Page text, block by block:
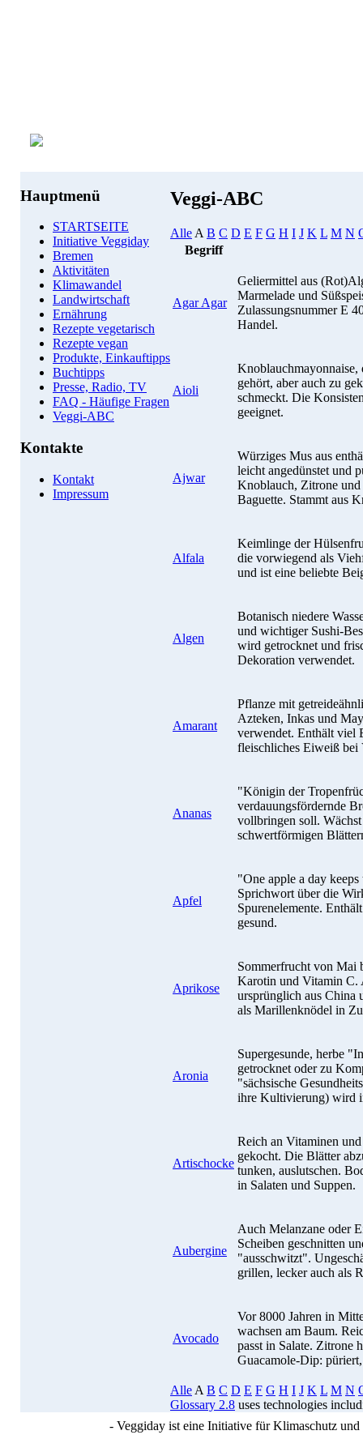
Hauptmenü
STARTSEITE
Initiative Veggiday
Bremen
Aktivitäten
Klimawandel
Landwirtschaft
Ernährung
Rezepte vegetarisch
Rezepte vegan
Produkte, Einkauftipps
Buchtipps
Presse, Radio, TV
FAQ - Häufige Fragen
Veggi-ABC
Kontakte
Kontakt
Impressum
Veggi-ABC
Alle A B C D E F G H I J K L M N
Begriff
Agar Agar
Geliermittel aus
Marmelade und
Zulassungsnummer E
Handel.
Aioli
Knoblauchmayonnaise,
gehört, aber auch zu
schmeckt. Die
geeignet.
Ajwar
Würziges Mus aus
leicht angedünstet und
Knoblauch, Zitrone und
Baguette. Stammt aus
Alfala
Keimlinge der
die vorwiegend als
und ist eine beliebte
Algen
Botanisch niedere
und wichtiger Sushi-
wird getrocknet und
Dekoration verwendet.
Amarant
Pflanze mit
Azteken, Inkas und
verwendet. Enthält viel
fleischliches Eiweiß bei
Ananas
"Königin der
verdauungsfördernde
vollbringen soll.
schwertförmigen
Apfel
"One apple a day
Sprichwort über die
Spurenelemente.
gesund.
Aprikose
Sommerfrucht von Mai
Karotin und Vitamin C.
ursprünglich aus China
als Marillenknödel in
Aronia
Supergesunde, herbe
getrocknet oder zu
"sächsische
ihre Kultivierung) wird
Artischocke
Reich an Vitaminen
gekocht. Die Blätter
tunken, auslutschen.
in Salaten und Suppen.
Aubergine
Auch Melanzane oder
Scheiben geschnitten
"ausschwitzt".
grillen, lecker auch als
Avocado
Vor 8000 Jahren in
wachsen am Baum.
passt in Salate. Zitrone
Guacamole-Dip:
Alle A B C D E F G H I J K L M N
Glossary 2.8 uses technologies
- Veggiday ist eine Initiative für Klimaschutz